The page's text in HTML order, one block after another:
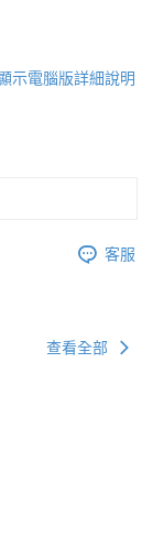
示電腦版詳細說明
客服
查看全部